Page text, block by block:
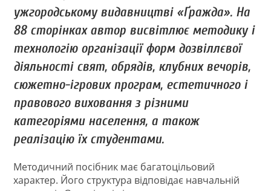
ужгородському видавництві «Ґражда». На
88 сторінках автор висвітлює методику і
технологію організації форм дозвіллєвої
діяльності свят, обрядів, клубних вечорів,
сюжетно-ігрових програм, естетичного і
правового виховання з різними
категоріями населення, а також
реалізацію їх студентами.
Методичний посібник має багатоцільовий
характер. Його структура відповідає навчальній